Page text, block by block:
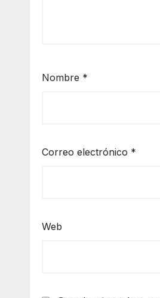
Nombre *
Correo electrónico *
Web